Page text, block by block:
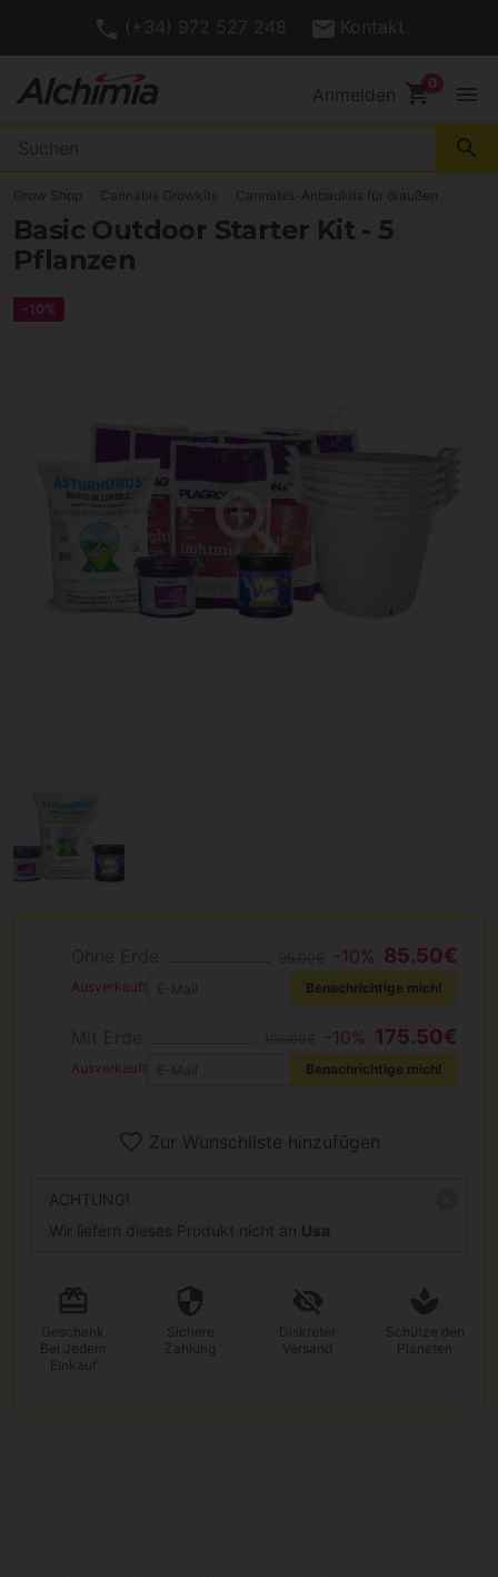
(+34) 972 527 248 Kontakt
Anmelden shopping_cart menu
search
Grow Shop Cannabis Growkits Cannabis-Anbaukits für draußen
Basic Outdoor Starter Kit - 5
Pflanzen
-10%
-10% 85.50€
Ausverkauft Benachrichtige mich!
-10% 175.50€
Ausverkauft Benachrichtige mich!
Zur Wunschliste hinzufügen
ACHTUNG!
Wir liefern dieses Produkt nicht an Usa
Geschenk
Bei Jedem
Einkauf
Sichere
Zahlung
Diskreter
Versand
Schütze den
Planeten